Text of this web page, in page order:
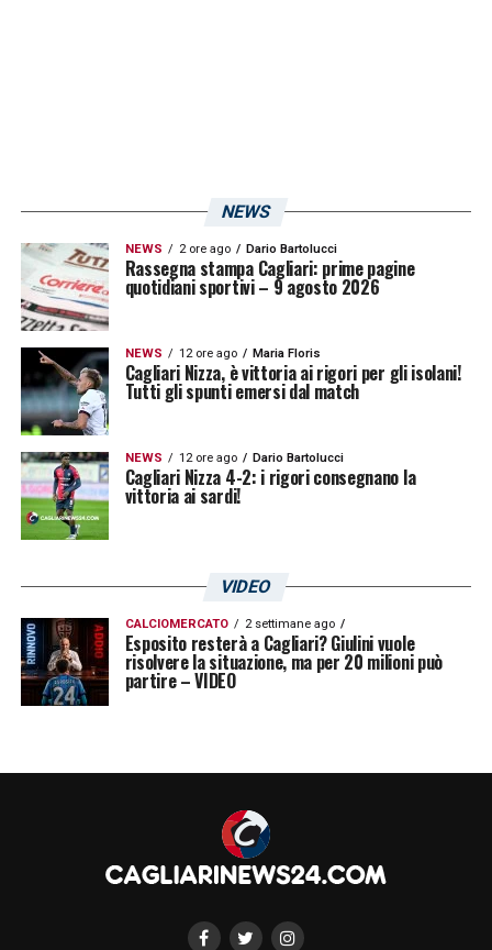
NEWS
NEWS 2 ore ago Dario Bartolucci
Rassegna stampa Cagliari: prime pagine
quotidiani sportivi – 9 agosto 2026
NEWS 12 ore ago Maria Floris
Cagliari Nizza, è vittoria ai rigori per gli isolani!
Tutti gli spunti emersi dal match
NEWS 12 ore ago Dario Bartolucci
Cagliari Nizza 4-2: i rigori consegnano la
vittoria ai sardi!
VIDEO
CALCIOMERCATO 2 settimane ago
Esposito resterà a Cagliari? Giulini vuole
risolvere la situazione, ma per 20 milioni può
partire – VIDEO